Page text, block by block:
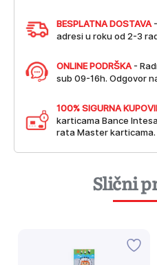
BESPLATNA DOSTAVA
adresi u roku od 2-3
ONLINE PODRŠKA -
sub 09-16h. Odgovor
100% SIGURNA
karticama Bance
rata Master karticama.
Slični